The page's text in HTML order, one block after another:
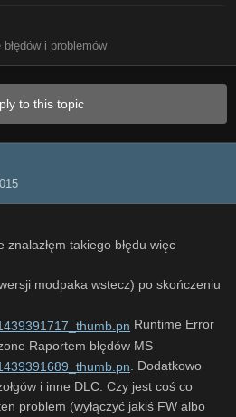
błędów i problemów
to this topic
znalazłęm takiego błędu więc
modpaka wstecz) po skończeniu
Runtime Error
Raportem błędów MS
. Dodatkowo
i inne DLC. Czy jest coś co
problem (wyłączyć jakiś FW albo